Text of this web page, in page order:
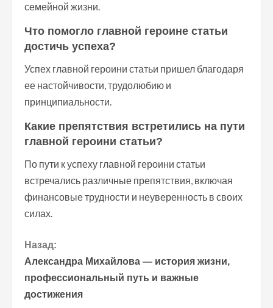
семейной жизни.
Что помогло главной героине статьи
достичь успеха?
Успех главной героини статьи пришел благодаря
ее настойчивости, трудолюбию и
принципиальности.
Какие препятствия встретились на пути
главной героини статьи?
По пути к успеху главной героини статьи
встречались различные препятствия, включая
финансовые трудности и неуверенность в своих
силах.
П
р
о
Назад:
Александра Михайлова — история жизни,
профессиональный путь и важные
достижения